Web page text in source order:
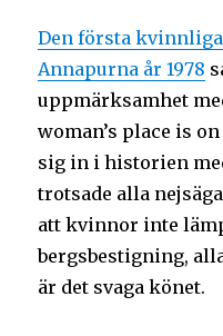
Den första
Annapurna år 1978
uppmärksamhet
woman’s place is
sig in i historien
trotsade alla
att kvinnor inte
bergsbestigning,
är det svaga könet.